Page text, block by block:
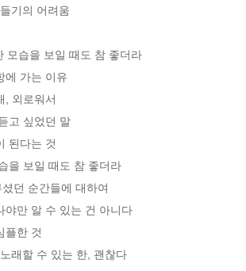
기의 어려움
모습을 보일 때도 참 좋더라
에 가는 이유
, 외로워서
고 싶었던 말
된다는 것
을 보일 때도 참 좋더라
던 순간들에 대하여
야만 알 수 있는 건 아니다
플한 것
래할 수 있는 한, 괜찮다